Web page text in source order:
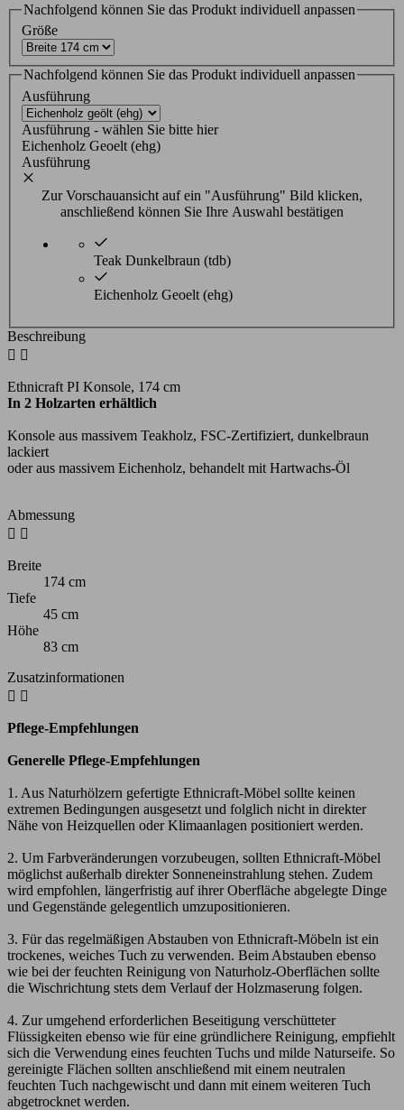
Nachfolgend können Sie das Produkt individuell anpassen
Größe
Nachfolgend können Sie das Produkt individuell anpassen
Ausführung
Ausführung - wählen Sie bitte hier
Eichenholz Geoelt (ehg)
Ausführung
Zur Vorschauansicht auf ein "Ausführung" Bild klicken,
anschließend können Sie Ihre Auswahl bestätigen
Teak Dunkelbraun (tdb)
Eichenholz Geoelt (ehg)
Beschreibung
 
Ethnicraft PI Konsole, 174 cm
In 2 Holzarten erhältlich
Konsole aus massivem Teakholz, FSC-Zertifiziert, dunkelbraun
lackiert
oder aus massivem Eichenholz, behandelt mit Hartwachs-Öl
Abmessung
 
Breite
174 cm
Tiefe
45 cm
Höhe
83 cm
Zusatzinformationen
 
Pflege-Empfehlungen
Generelle Pflege-Empfehlungen
1. Aus Naturhölzern gefertigte Ethnicraft-Möbel sollte keinen
extremen Bedingungen ausgesetzt und folglich nicht in direkter
Nähe von Heizquellen oder Klimaanlagen positioniert werden.
2. Um Farbveränderungen vorzubeugen, sollten Ethnicraft-Möbel
möglichst außerhalb direkter Sonneneinstrahlung stehen. Zudem
wird empfohlen, längerfristig auf ihrer Oberfläche abgelegte Dinge
und Gegenstände gelegentlich umzupositionieren.
3. Für das regelmäßigen Abstauben von Ethnicraft-Möbeln ist ein
trockenes, weiches Tuch zu verwenden. Beim Abstauben ebenso
wie bei der feuchten Reinigung von Naturholz-Oberflächen sollte
die Wischrichtung stets dem Verlauf der Holzmaserung folgen.
4. Zur umgehend erforderlichen Beseitigung verschütteter
Flüssigkeiten ebenso wie für eine gründlichere Reinigung, empfiehlt
sich die Verwendung eines feuchten Tuchs und milde Naturseife. So
gereinigte Flächen sollten anschließend mit einem neutralen
feuchten Tuch nachgewischt und dann mit einem weiteren Tuch
abgetrocknet werden.